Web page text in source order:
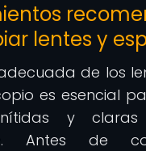
lentes y
de los
es esencial
nítidas y
Antes de